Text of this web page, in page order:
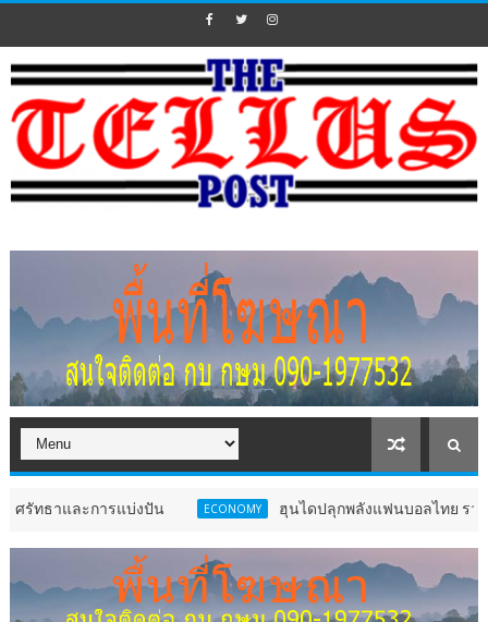
รแบ่งปัน ECONOMY ฮุนไดปลุกพลังแฟนบอลไทย รวมพลเชียร์ “ช้า